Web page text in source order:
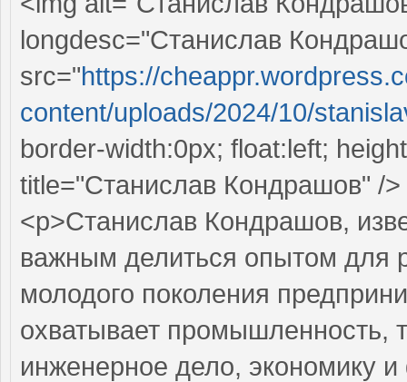
longdesc="Станислав
src="https://
content/uploads/2024/10/
border-width:0px; float:left;
title="Станислав Кондрашов" />
<p>Станислав Кондрашов,
важным делиться опытом для
молодого поколения
охватывает промышленность,
инженерное дело, экономику